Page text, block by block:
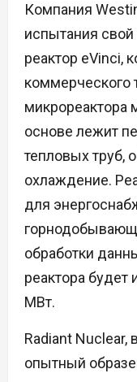
Компания
испытания
реактор eVinci,
коммерческого
микрореактора
основе лежит
тепловых труб,
охлаждение.
для
обработки
реактора
МВт.
Radiant Nuclear,
опытный